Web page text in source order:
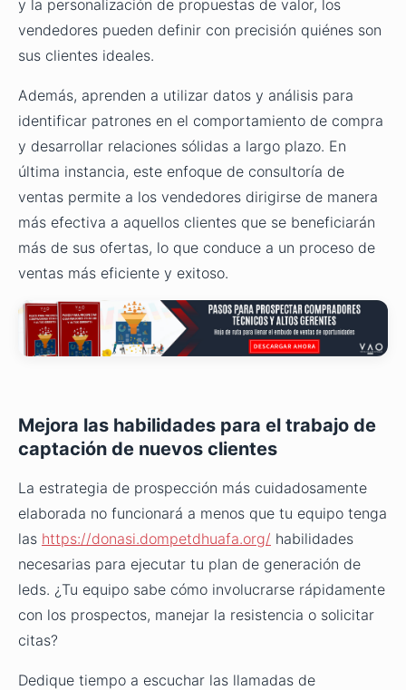
y la personalización de propuestas de valor, los
vendedores pueden definir con precisión quiénes son
sus clientes ideales.
Además, aprenden a utilizar datos y análisis para
identificar patrones en el comportamiento de compra
y desarrollar relaciones sólidas a largo plazo. En
última instancia, este enfoque de consultoría de
ventas permite a los vendedores dirigirse de manera
más efectiva a aquellos clientes que se beneficiarán
más de sus ofertas, lo que conduce a un proceso de
ventas más eficiente y exitoso.
Mejora las habilidades para el trabajo de
captación de nuevos clientes
La estrategia de prospección más cuidadosamente
elaborada no funcionará a menos que tu equipo tenga
las https://donasi.dompetdhuafa.org/ habilidades
necesarias para ejecutar tu plan de generación de
leds. ¿Tu equipo sabe cómo involucrarse rápidamente
con los prospectos, manejar la resistencia o solicitar
citas?
Dedique tiempo a escuchar las llamadas de